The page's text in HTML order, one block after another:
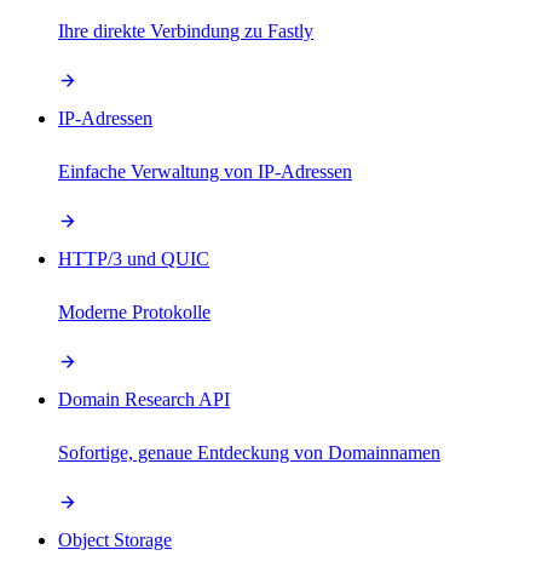
Ihre direkte Verbindung zu Fastly
IP-Adressen
Einfache Verwaltung von IP-Adressen
HTTP/3 und QUIC
Moderne Protokolle
Domain Research API
Sofortige, genaue Entdeckung von Domainnamen
Object Storage